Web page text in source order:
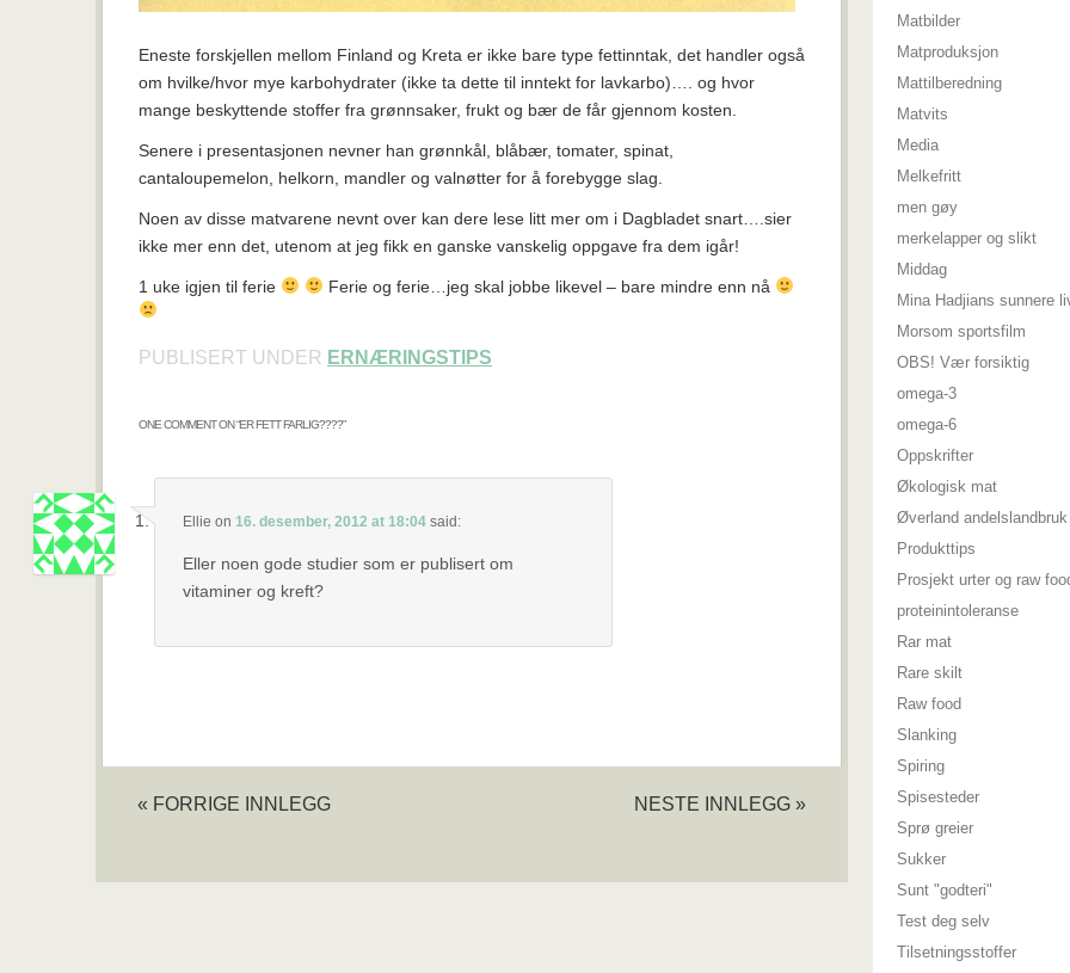
Eneste forskjellen mellom Finland og Kreta er ikke bare type fettinntak, det handler også
om hvilke/hvor mye karbohydrater (ikke ta dette til inntekt for lavkarbo)…. og hvor
mange beskyttende stoffer fra grønnsaker, frukt og bær de får gjennom kosten.
Senere i presentasjonen nevner han grønnkål, blåbær, tomater, spinat,
cantaloupemelon, helkorn, mandler og valnøtter for å forebygge slag.
Noen av disse matvarene nevnt over kan dere lese litt mer om i Dagbladet snart….sier
ikke mer enn det, utenom at jeg fikk en ganske vanskelig oppgave fra dem igår!
1 uke igjen til ferie Ferie og ferie…jeg skal jobbe likevel – bare mindre enn nå
PUBLISERT UNDER ERNÆRINGSTIPS
ONE COMMENT ON “ER FETT FARLIG????”
Ellie on 16. desember, 2012 at 18:04 said:
Eller noen gode studier som er publisert om
vitaminer og kreft?
« FORRIGE INNLEGG NESTE INNLEGG »
Matbilder
Matproduksjon
Mattilberedning
Matvits
Media
Melkefritt
men gøy
merkelapper og slikt
Middag
Mina Hadjians sunnere
Morsom sportsfilm
OBS! Vær forsiktig
omega-3
omega-6
Oppskrifter
Økologisk mat
Øverland andelslandbruk
Produkttips
Prosjekt urter og raw
proteinintoleranse
Rar mat
Rare skilt
Raw food
Slanking
Spiring
Spisesteder
Sprø greier
Sukker
Sunt "godteri"
Test deg selv
Tilsetningsstoffer